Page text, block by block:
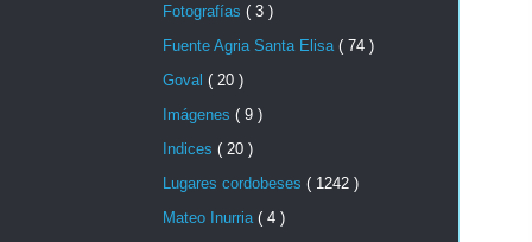
Fotografías ( 3 )
Fuente Agria Santa Elisa ( 74 )
Goval ( 20 )
Imágenes ( 9 )
Indices ( 20 )
Lugares cordobeses ( 1242 )
Mateo Inurria ( 4 )